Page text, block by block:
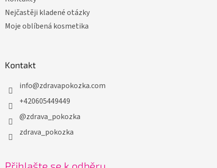
Nejčastěji kladené otázky
Moje oblíbená kosmetika
Kontakt
info@zdravapokozka.com
+420605449449
@zdrava_pokozka
zdrava_pokozka